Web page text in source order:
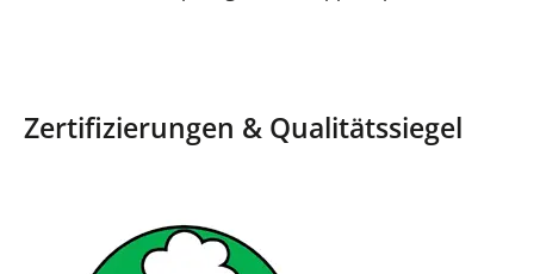
Zertifizierungen & Qualitätssiegel